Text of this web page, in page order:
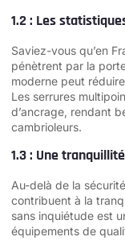
1.2 : Les
Saviez-vous qu’en
pénètrent par la
moderne peut
Les serrures
d’ancrage, rendant
cambrioleurs.
1.3 : Une
Au-delà de la
contribuent à la
sans inquiétude est
équipements de